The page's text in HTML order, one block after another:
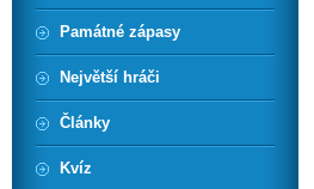
Památné zápasy
Největší hráči
Články
Kvíz